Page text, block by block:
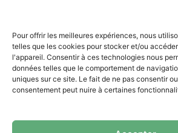
Pour offrir les meilleures expériences, nous
telles que les cookies pour stocker et/ou
l'appareil. Consentir à ces technologies nous
données telles que le comportement de
uniques sur ce site. Le fait de ne pas consentir
consentement peut nuire à certaines
Promotion
Blogue
Nous contacter